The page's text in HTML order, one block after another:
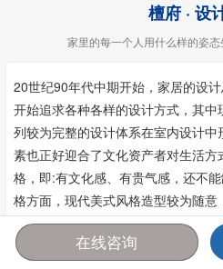
檀府 · 设
家里的每一个人用什么样的姿
20世纪90年代中期开始，家居的设
开始追求各种各样的设计方式，其
列较为完整的设计体系在室内设计
素也正好迎合了文化资产者对生活
格，即:有文化感、有贵气感，还不
格方面，现代美式风格造型较为随
和舒适性。总而言之，现代美式风
拥有着古典气质和浪漫气息
首页 报价
在线咨询